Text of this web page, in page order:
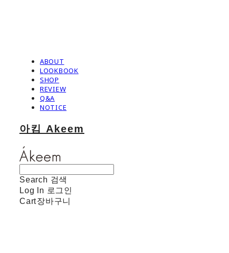
ABOUT
LOOKBOOK
SHOP
REVIEW
Q&A
NOTICE
아킴 Akeem
Search 검색
Log In 로그인
Cart장바구니